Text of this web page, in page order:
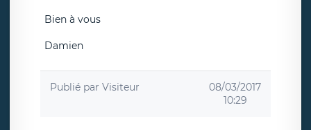
Bien à vous
Damien
Publié par Visiteur
08/03/2017
10:29